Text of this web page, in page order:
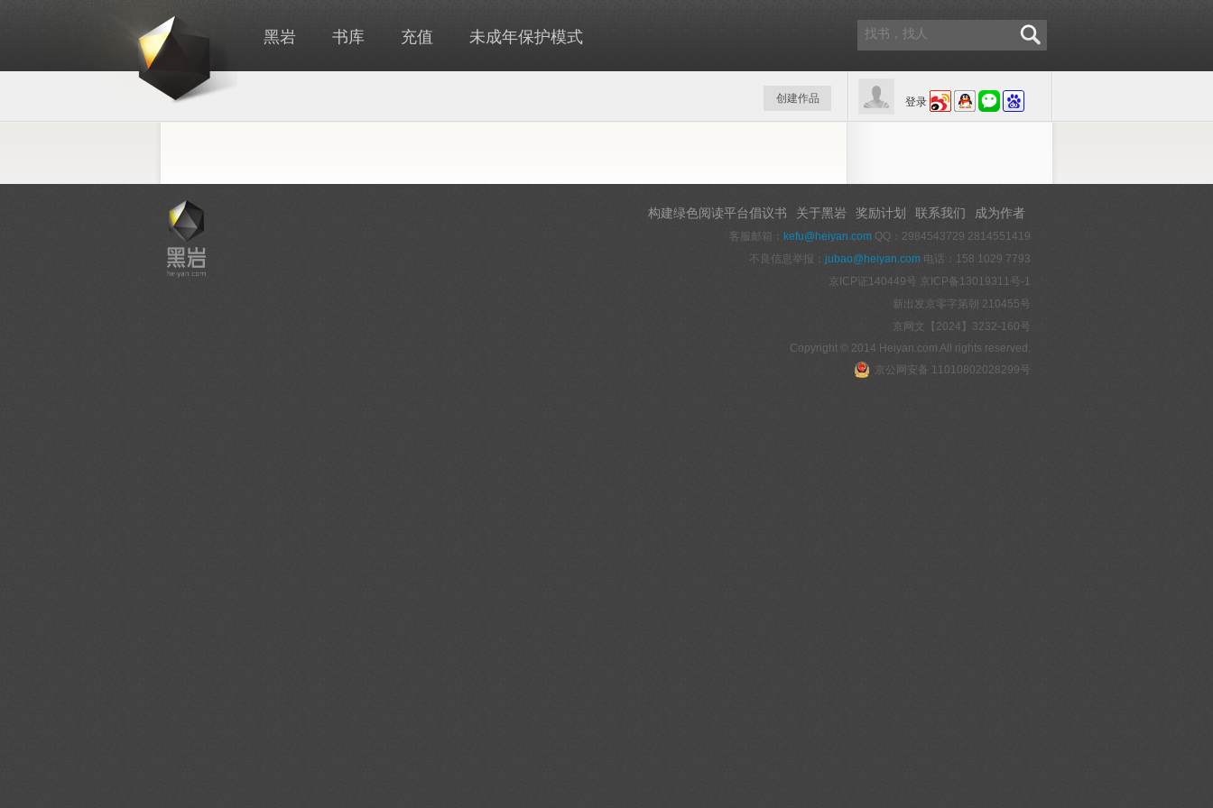
黑岩 书库 充值 未成年保护模式
登录
创建作品
构建绿色阅读平台倡议书 关于黑岩 奖励计划 联系我们 成为作者
客服邮箱： kefu@heiyan.com QQ：2984543729 2814551419
不良信息举报： jubao@heiyan.com 电话：158 1029 7793
京ICP证140449号 京ICP备13019311号-1
新出发京零字第朝 210455号
京网文【2024】3232-160号
Copyright © 2014 Heiyan.com All rights reserved.
京公网安备 11010802028299号